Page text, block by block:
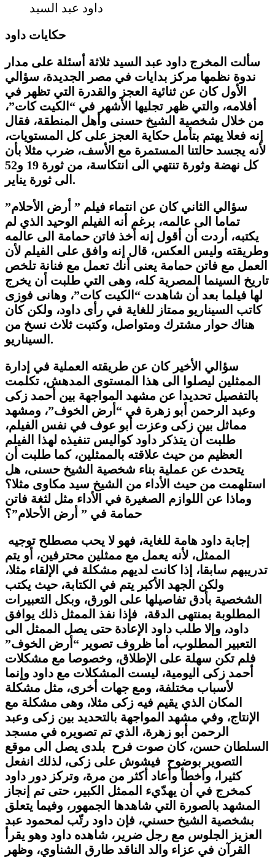
داود عبد السيد
سألت المخرج داود عبد السيد ثلاثة أسئلة على مدار
ندوة نظمها مركز بدايات في مصر الجديدة، سؤالي
الأول كان عن ثنائية العجز والقدرة التي تظهر في
أفلامه، والتي ظهر تجليها الأشهر في “الكيت كات”،
من خلال شخصية الشيخ حسنى وأهل المنطقة، فقال
إنه فعلا يهتم بتأمل حكاية العجز على كل المستويات،
لأنه يجسد حالتنا المستمرة مع الأسف، ضرب مثلا بأن
كل نهضة وثورة تنتهي الى انتكاسة، من ثورة 19 و52
الى ثورة يناير.
سؤالي الثاني كان عن انتماء فيلم ” أرض الأحلام”
تماما الى عالمه، برغم أنه الفيلم الوحيد الذي لم
يكتبه، أردت أن أقول إنه أخذ فاتن حمامة الى عالمه
وطريقته وليس العكس، قال إنه وافق على الفيلم لأن
العمل مع فاتن حمامة يعنى أنك تعمل مع فنانة تلخص
تاريخ السينما المصرية كله، وهى التي طلبت أن يخرج
لها فيلما بعد أن شاهدت “الكيت كات”، وهانى فوزى
كاتب السيناريو ممتاز للغاية في رأى داود، ولكن كان
هناك حوار مشترك ومتواصل، وكتبت ثلاث نسخ من
السيناريو.
سؤالي الأخير كان عن طريقته العملية في إدارة
الممثلين ليصلوا الى هذا المستوى المدهش، تكلمت
بالتفصيل تحديدا عن مشهد المواجهة بين أحمد زكى
وعبد الرحمن أبو زهرة في “أرض الخوف”، ومشهد
مماثل بين زكى وعزت أبو عوف في نفس الفيلم،
طلبت أن يتذكر داود كواليس تنفيذه لهذا الفيلم
العظيم من حيث علاقته بالممثلين، كما طلبت أن
يتحدث عن عملية بناء شخصية الشيخ حسنى، هل
استلهمت من حيث الأداء من الشيخ سيد مكاوى مثلا؟
وماذا عن اللوازم الصغيرة في الأداء مثل لثغة فاتن
حمامة في ” أرض الأحلام”؟
الممثل، لأنه يعمل مع ممثلين محترفين، أو يتم
تدريبهم سابقا، إذا كانت لديهم مشكلة في الإلقاء مثلا،
ولكن الجهد الأكبر يتم في الكتابة، حيث يكتب
الشخصية بأدق تفاصيلها على الورق، وبكل التعبيرات
المطلوبة بمنتهى الدقة، فإذا نفذ الممثل ذلك يوافق
داود، وإلا طلب داود الإعادة حتى يصل الممثل الى
التعبير المطلوب، أما ظروف تصوير “أرض الخوف”
فلم تكن سهلة على الإطلاق، وخصوصا مع مشكلات
أحمد زكى اليومية، ليست المشكلات مع داود وإنما
لأسباب مختلفة، ومع جهات أخرى، مثل مشكلة
المكان الذي يقيم فيه زكى مثلا، وهى مشكلة مع
الإنتاج، وفي مشهد المواجهة بالتحديد بين زكى وعبد
الرحمن أبو زهرة، الذي تم تصويره في مسجد
السلطان حسن، كان صوت فرح بلدى يصل الى موقع
التصوير بوضوح فيشوش على زكى، لذلك انفعل
كثيرا، وأخطأ وأعاد أكثر من مرة، وتركز دور داود
كمخرج في أن يهدّيء الممثل الكبير، حتى تم إنجاز
المشهد بالصورة التي شاهدها الجمهور، وفيما يتعلق
بشخصية الشيخ حسني، فإن داود رتّب لمحمود عبد
العزيز الجلوس مع رجل ضرير، شاهده داود وهو يقرأ
القرآن في عزاء والد الناقد طارق الشناوي، وظهر